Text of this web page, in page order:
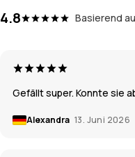
4.8 Basierend
Gefällt super. Konnte sie
Alexandra 13. Juni 2026